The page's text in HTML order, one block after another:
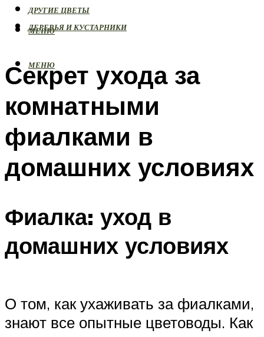
ДРУГИЕ ЦВЕТЫ
ДЕРЕВЬЯ И КУСТАРНИКИ
МЕНЮ
МЕНЮ
Секрет ухода за
комнатными
фиалками в
домашних условиях
Фиалка: уход в
домашних условиях
О том, как ухаживать за фиалками,
знают все опытные цветоводы. Как